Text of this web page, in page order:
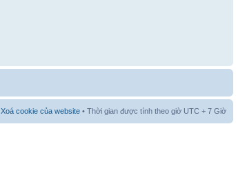
Xoá cookie của website • Thời gian được tính theo giờ UTC + 7 Giờ